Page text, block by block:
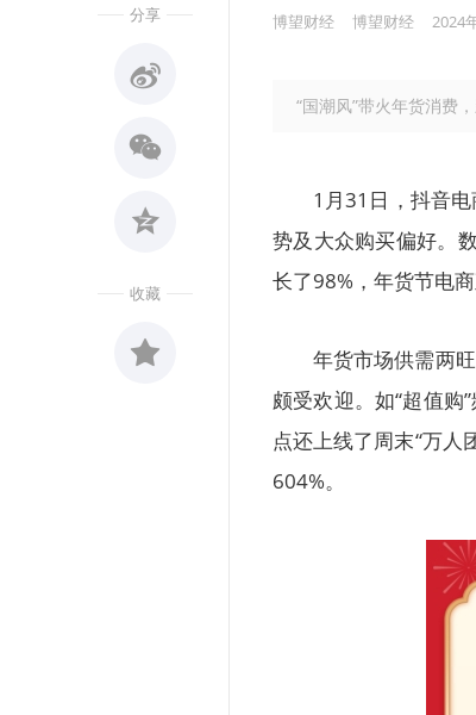
分享
收藏
博望财经 博望财经 2024
“国潮风”带火年货消费
1月31日，抖音
势及大众购买偏好。
长了98%，年货节电
年货市场供需两
颇受欢迎。如“超值
点还上线了周末“万人
604%。